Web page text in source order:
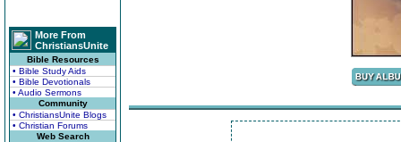
More From
ChristiansUnite
Bible Resources
• Bible Study Aids
• Bible Devotionals
• Audio Sermons
Community
• ChristiansUnite Blogs
• Christian Forums
Web Search